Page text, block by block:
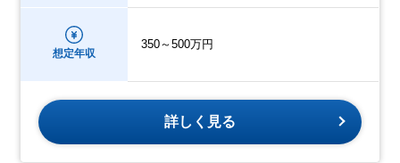
想定年収
350～500万円
詳しく見る